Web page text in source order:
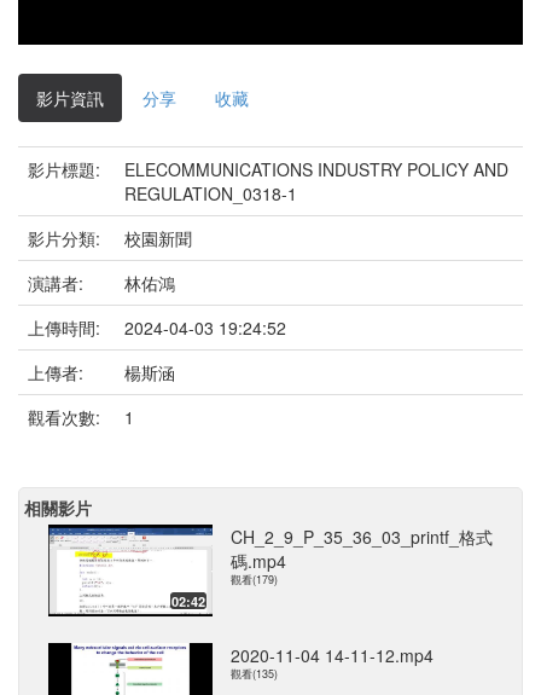
影片資訊 分享 收藏
影片標題:
ELECOMMUNICATIONS INDUSTRY POLICY AND
REGULATION_0318-1
影片分類:
校園新聞
演講者:
林佑鴻
上傳時間:
2024-04-03 19:24:52
上傳者:
楊斯涵
觀看次數:
1
相關影片
02:42
CH_2_9_P_35_36_03_printf_格式
碼.mp4
觀看(179)
2020-11-04 14-11-12.mp4
觀看(135)